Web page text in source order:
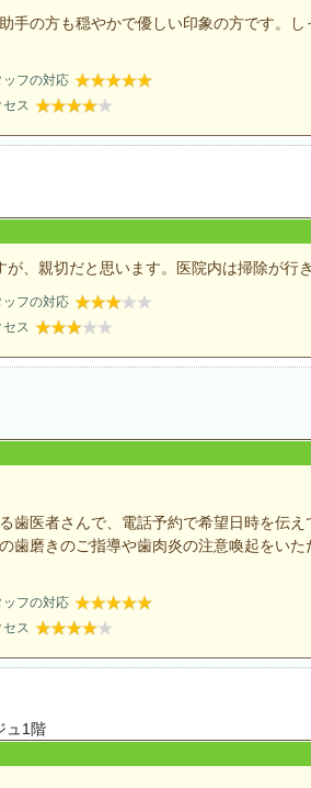
手の方も穏やかで優しい印象の方です。
ッフの対応
セス
、親切だと思います。医院内は掃除が行
ッフの対応
セス
歯医者さんで、電話予約で希望日時を伝
歯磨きのご指導や歯肉炎の注意喚起をい
ッフの対応
セス
ュ1階